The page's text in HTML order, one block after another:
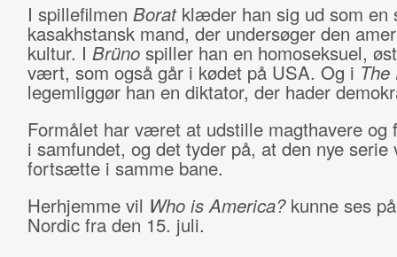
I spillefilmen Boratklæder han sig ud som en
kasakhstansk mand, der undersøger den
kultur. I Brüno spiller han en homoseksuel,
vært, som også går i kødet på USA. Og i The
legemliggør han en diktator, der hader
Formålet har været at udstille magthavere og
i samfundet, og det tyder på, at den nye serie
fortsætte i samme bane.
Herhjemme vil Who is America?kunne ses
Nordic fra den 15. juli.